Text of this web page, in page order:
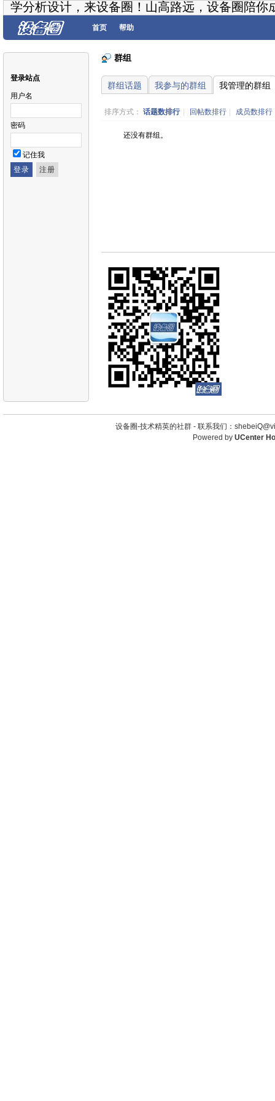
学分析设计，来设备圈！山高路远，设备圈陪你
首页 帮助
登录站点
用户名
密码
记住我
群组
群组话题 我参与的群组 我管理的群组
排序方式： 话题数排行 回帖数排行 成员数排行
还没有群组。
设备圈-技术精英的社群 - 联系我们：
Powered by UCenter